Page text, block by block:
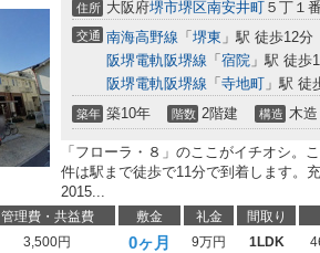
住所 大阪府堺市堺区南安井町 ５丁１
交通 南海高野線 「 堺東 」駅 徒歩12分
阪堺電軌阪堺線 「 宿院 」駅 徒歩
阪堺電軌阪堺線 「 寺地町 」駅 徒
築年 築10年 階数 2階建 構造 木造
「フローラ・８」のここがイチオシ。
件は駅まで徒歩で11分で到着します。
2015...
管理費・共益費 敷金 礼金
間取り
3,500円 0ヶ月 9万円 1LDK